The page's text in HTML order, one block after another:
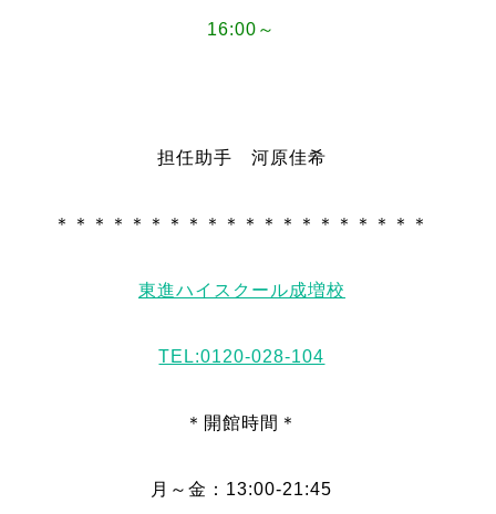
16:00～
担任助手 河原佳希
＊＊＊＊＊＊＊＊＊＊＊＊＊＊＊＊＊＊＊＊
東進ハイスクール成増校
TEL:0120-028-104
＊開館時間＊
月～金：13:00-21:45